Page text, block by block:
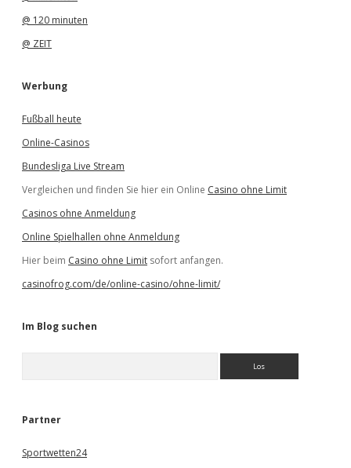
@ 120 minuten
@ ZEIT
Werbung
Fußball heute
Online-Casinos
Bundesliga Live Stream
Vergleichen und finden Sie hier ein Online Casino ohne Limit
Casinos ohne Anmeldung
Online Spielhallen ohne Anmeldung
Hier beim Casino ohne Limit sofort anfangen.
casinofrog.com/de/online-casino/ohne-limit/
Im Blog suchen
e
Partner
Sportwetten24